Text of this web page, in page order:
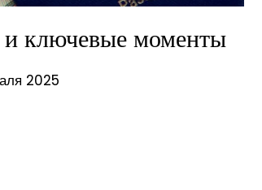
ключевые моменты
2025